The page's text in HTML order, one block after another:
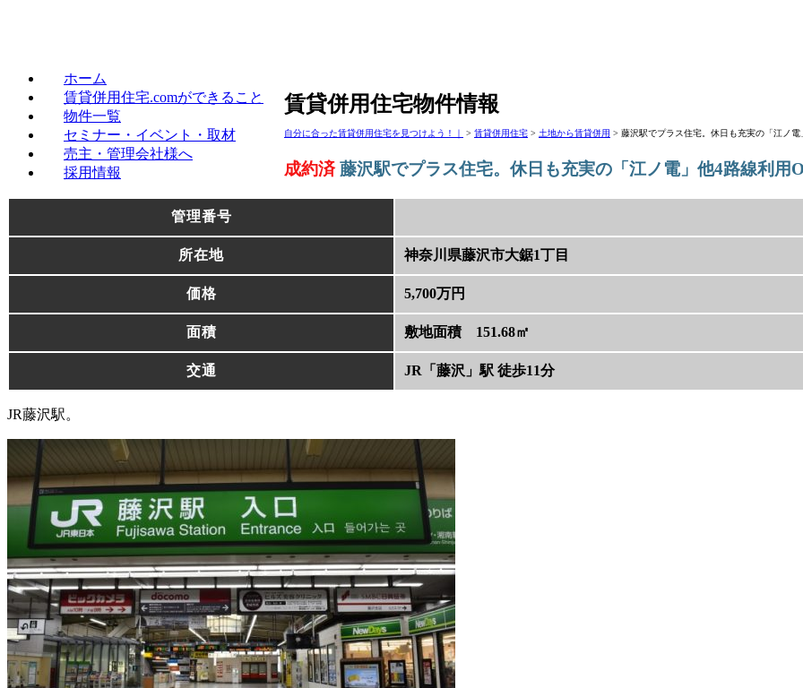
ホーム
賃貸併用住宅.comができること
物件一覧
セミナー・イベント・取材
売主・管理会社様へ
採用情報
賃貸併用住宅物件情報
自分に合った賃貸併用住宅を見つけよう！｜ > 賃貸併用住宅 > 土地から賃貸併用 > 藤沢駅でプラス住宅。休日も充実の「江ノ電
成約済 藤沢駅でプラス住宅。休日も充実の「江ノ電」他4路線利用
管理番号
所在地 神奈川県藤沢市大鋸1丁目
価格 5,700万円
面積 敷地面積 151.68㎡
交通 JR「藤沢」駅 徒歩11分
JR藤沢駅。